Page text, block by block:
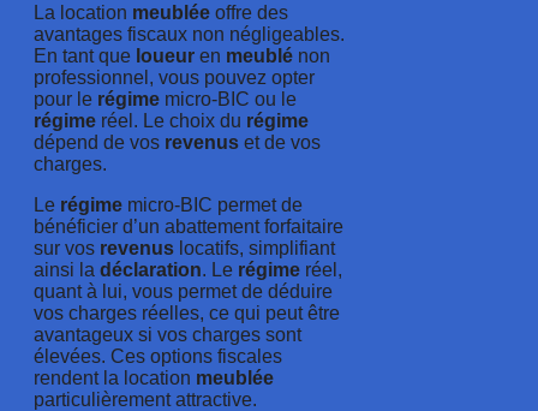
La location meublée offre des
avantages fiscaux non négligeables.
En tant que loueur en meublé non
professionnel, vous pouvez opter
pour le régime micro-BIC ou le
régime réel. Le choix du régime
dépend de vos revenus et de vos
charges.
Le régime micro-BIC permet de
bénéficier d’un abattement forfaitaire
sur vos revenus locatifs, simplifiant
ainsi la déclaration. Le régime réel,
quant à lui, vous permet de déduire
vos charges réelles, ce qui peut être
avantageux si vos charges sont
élevées. Ces options fiscales
rendent la location meublée
particulièrement attractive.